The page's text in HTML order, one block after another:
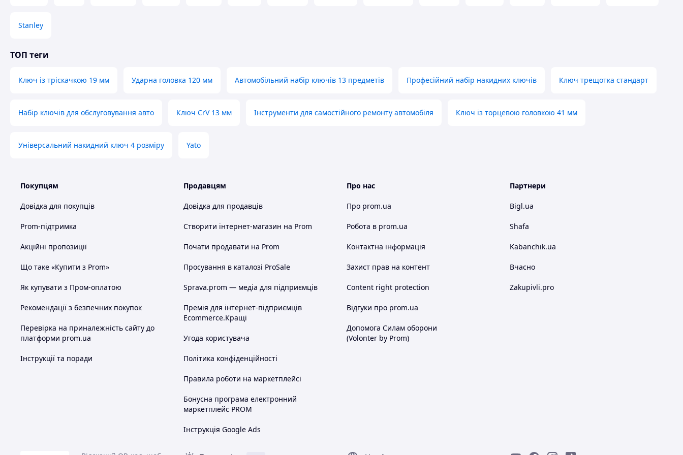
полірованим покриттям поверхні
дванадцятигранної форми
виключення 2 рухів в робочому циклі ключа
Stanley
ТОП теги
Ключ із тріскачкою 19 мм Ударна головка 120 мм Автомобільний набір ключів 13 предметів Професійний набір накидних ключів Ключ трещотка стандарт
Набір ключів для обслуговування авто Ключ CrV 13 мм Інструменти для самостійного ремонту автомобіля Ключ із торцевою головкою 41 мм
Універсальний накидний ключ 4 розміру Yato
Покупцям
Довідка для покупців
Prom-підтримка
Акційні пропозиції
Що таке «Купити з Prom»
Як купувати з Пром-оплатою
Рекомендації з безпечних покупок
Перевірка на приналежність сайту до
платформи prom.ua
Інструкції та поради
Продавцям
Довідка для продавців
Створити інтернет-магазин на Prom
Почати продавати на Prom
Просування в каталозі ProSale
Sprava.prom — медіа для підприємців
Премія для інтернет-підприємців
Ecommerce.Кращі
Угода користувача
Політика конфіденційності
Правила роботи на маркетплейсі
Бонусна програма електронний
маркетплейс PROM
Інструкція Google Ads
Про нас
Про prom.ua
Робота в prom.ua
Контактна інформація
Захист прав на контент
Content right protection
Відгуки про prom.ua
Допомога Силам оборони
(Volonter by Prom)
Партнери
Bigl.ua
Shafa
Kabanchik.ua
Вчасно
Zakupivli.pro